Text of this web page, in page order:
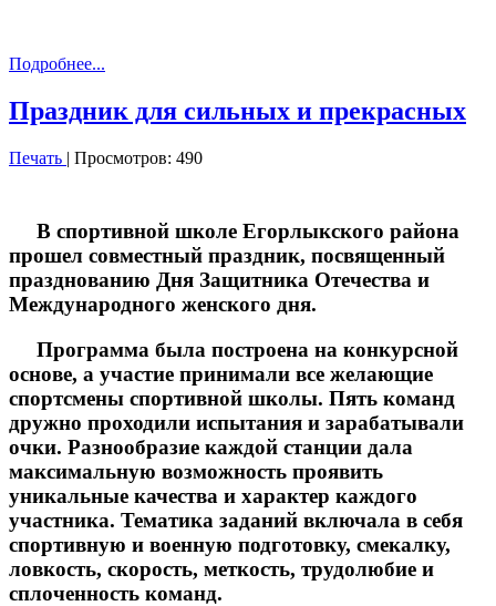
Подробнее...
Праздник для сильных и прекрасных
Печать | Просмотров: 490
В спортивной школе Егорлыкского района
прошел совместный праздник, посвященный
празднованию Дня Защитника Отечества и
Международного женского дня.
Программа была построена на конкурсной
основе, а участие принимали все желающие
спортсмены спортивной школы. Пять команд
дружно проходили испытания и зарабатывали
очки. Разнообразие каждой станции дала
максимальную возможность проявить
уникальные качества и характер каждого
участника. Тематика заданий включала в себя
спортивную и военную подготовку, смекалку,
ловкость, скорость, меткость, трудолюбие и
сплоченность команд.